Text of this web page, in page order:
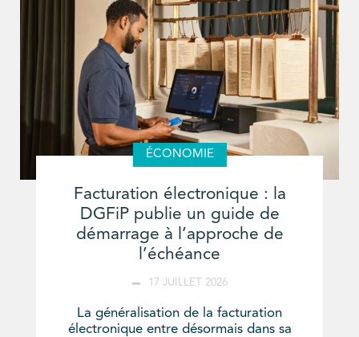
ÉCONOMIE
Facturation électronique : la
DGFiP publie un guide de
démarrage à l’approche de
l’échéance
17 JUILLET 2026
La généralisation de la facturation
électronique entre désormais dans sa